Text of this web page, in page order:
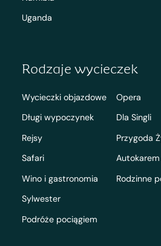
Uganda
Rodzaje wycieczek
Wycieczki objazdowe
Długi wypoczynek
Rejsy
Safari
Wino i gastronomia
Sylwester
Podróże pociągiem
Opera
Dla Singli
Przygoda
Autokarem
Rodzinne